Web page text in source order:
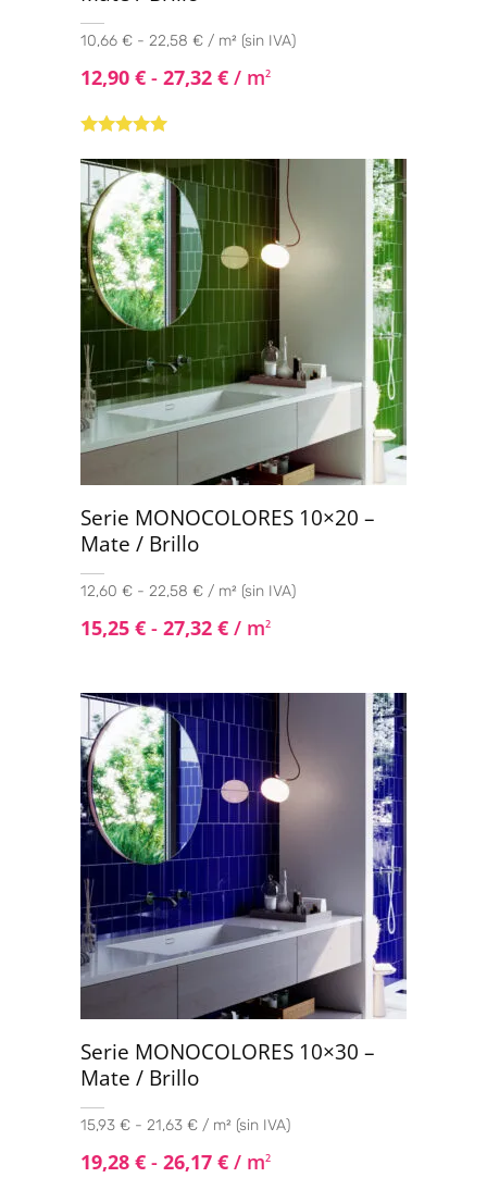
10,66 € - 22,58 € / m² (sin IVA)
12,90 € - 27,32 € / m2
5.00de 5
Serie MONOCOLORES 10×20 –
Mate / Brillo
12,60 € - 22,58 € / m² (sin IVA)
15,25 € - 27,32 € / m2
Serie MONOCOLORES 10×30 –
Mate / Brillo
15,93 € - 21,63 € / m² (sin IVA)
19,28 € - 26,17 € / m2